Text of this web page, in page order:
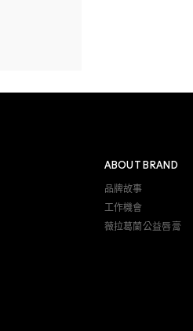
ABOUT BRAND
品牌故事
工作機會
薇拉葛蘭公益唇膏